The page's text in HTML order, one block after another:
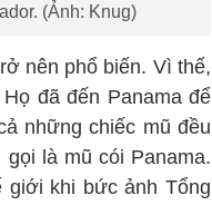
(Ảnh: Knug)
nên phổ biến. Vì thế,
đã đến Panama để
những chiếc mũ đều
là mũ cói Panama.
giới khi bức ảnh Tổng